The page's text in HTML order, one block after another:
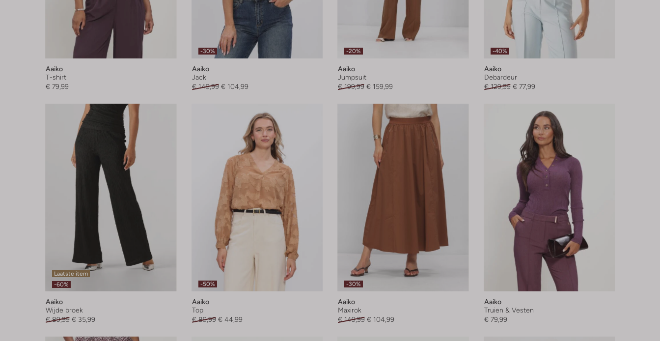
Aaiko
T-shirt
€ 79,99
-30%
Aaiko
Jack
€ 149,99 € 104,99
-20%
Aaiko
Jumpsuit
€ 199,99 € 159,99
-40%
Aaiko
Debardeur
€ 129,99 € 77,99
Laatste item
-60%
Aaiko
Wijde broek
€ 89,99 € 35,99
-50%
Aaiko
Top
€ 89,99 € 44,99
-30%
Aaiko
Maxirok
€ 149,99 € 104,99
Aaiko
Truien & Vesten
€ 79,99